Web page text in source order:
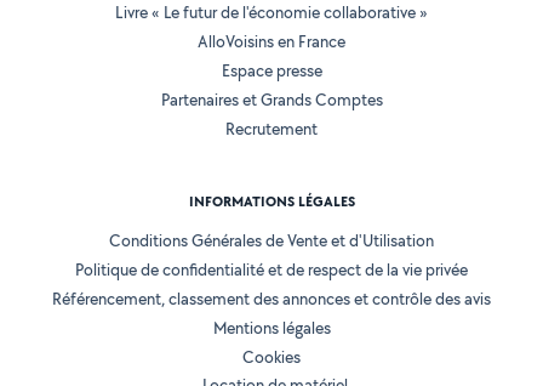
Livre « Le futur de l'économie collaborative »
AlloVoisins en France
Espace presse
Partenaires et Grands Comptes
Recrutement
INFORMATIONS LÉGALES
Conditions Générales de Vente et d'Utilisation
Politique de confidentialité et de respect de la vie privée
Référencement, classement des annonces et contrôle des avis
Mentions légales
Cookies